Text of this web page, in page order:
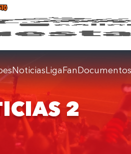
NoticiasLigaFanDocumentos
2